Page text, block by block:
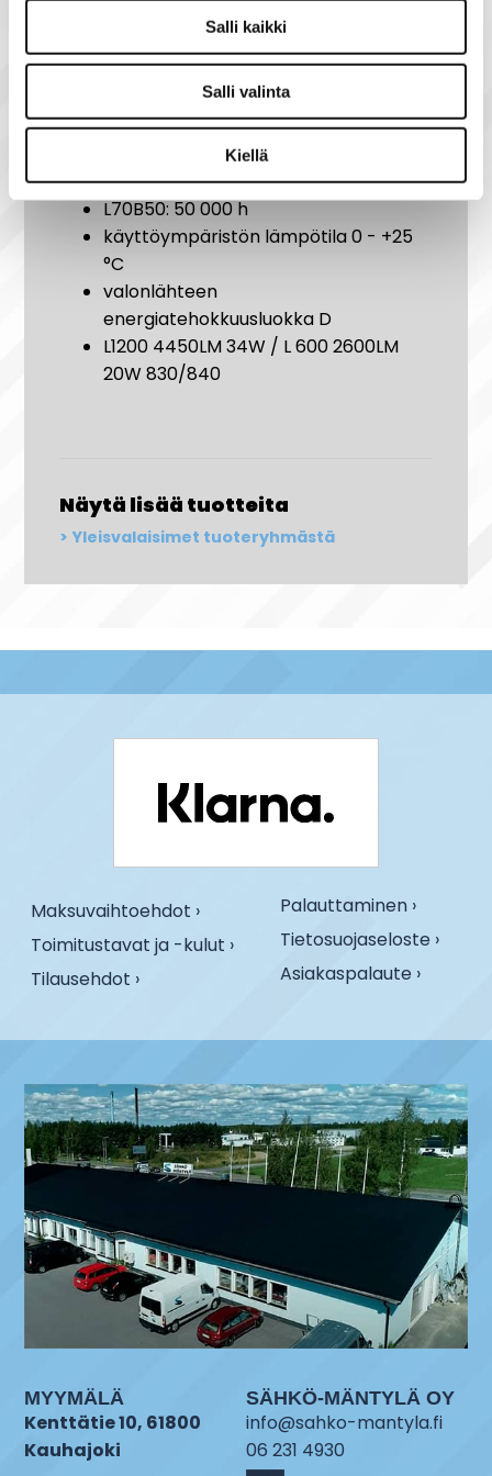
Salli kaikki
Salli valinta
Kiellä
värilämpötila on valittavissa DIP-
kytkimellä (3000 K tai 4000 K)
pituudet 584 mm ja 1184 mm
kytkentä 3x2,5 mm,
läpijohdotettavissa
L70B50: 50 000 h
käyttöympäristön lämpötila 0 - +25
°C
valonlähteen
energiatehokkuusluokka D
L1200 4450LM 34W / L 600 2600LM
20W 830/840
Näytä lisää tuotteita
Yleisvalaisimet tuoteryhmästä
Maksuvaihtoehdot ›
Toimitustavat ja -kulut ›
Tilausehdot ›
Palauttaminen ›
Tietosuojaseloste ›
Asiakaspalaute ›
MYYMÄLÄ
Kenttätie 10, 61800
Kauhajoki
SÄHKÖ-MÄNTYLÄ OY
info@sahko-mantyla.fi
06 231 4930